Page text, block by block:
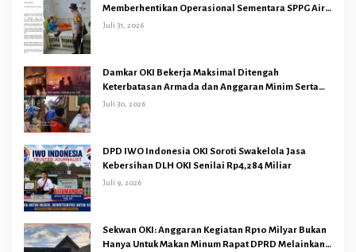
Memberhentikan Operasional Sementara SPPG Air
Sugihan Bandar Jaya
Juli 31, 2026
Damkar OKI Bekerja Maksimal Ditengah
Keterbatasan Armada dan Anggaran Minim Serta
Gaji Jauh Dari Harapan
Juli 30, 2026
DPD IWO Indonesia OKI Soroti Swakelola Jasa
Kebersihan DLH OKI Senilai Rp4,284 Miliar
Juli 9, 2026
Sekwan OKI: Anggaran Kegiatan Rp10 Milyar Bukan
Hanya Untuk Makan Minum Rapat DPRD Melainkan